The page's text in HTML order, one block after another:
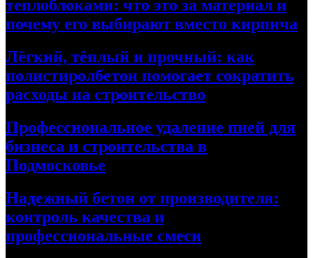
теплоблоками: что это за материал и
почему его выбирают вместо кирпича
Лёгкий, тёплый и прочный: как
полистиролбетон помогает сократить
расходы на строительство
Профессиональное удаление пней для
бизнеса и строительства в
Подмосковье
Надежный бетон от производителя:
контроль качества и
профессиональные смеси